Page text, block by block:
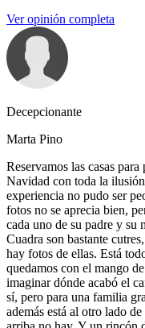
Ver opinión completa
Decepcionante
Marta Pino
Reservamos las casas
Navidad con toda la
experiencia no pudo ser
fotos no se aprecia bien,
cada uno de su padre y su
Cuadra son bastante
hay fotos de ellas. Está
quedamos con el mango
imaginar dónde acabó el
sí, pero para una familia
además está al otro lado